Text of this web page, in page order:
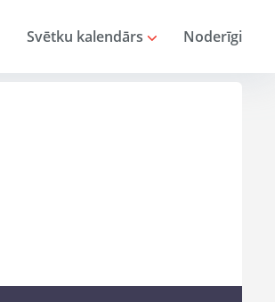
Svētku kalendārs Noderīgi